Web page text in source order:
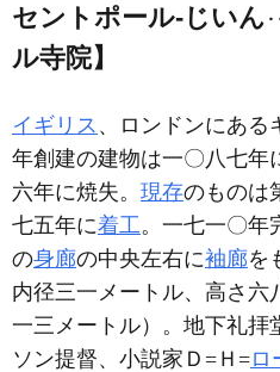
セントポール‐じいん
ル寺院】
イギリス 、ロンドンにある
年創建の建物は一〇八七年
六年に焼失。 現存のものは
七五年に着工 。一七一〇年
の身廊の中央左右に袖廊を
内径三一メートル、高さ六
一三メートル）。地下礼拝
ソン提督、小説家Ｄ=Ｈ=ロ